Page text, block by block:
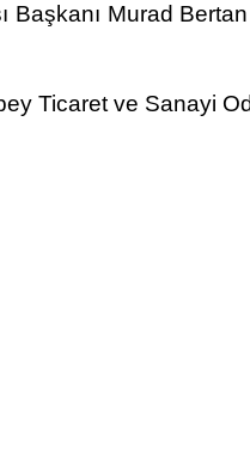
Başkanı Murad
Ticaret ve Sanayi